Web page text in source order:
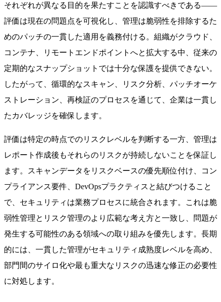
それぞれが異なる目的を果たすことを認識すべきである——
評価は現在の問題点を可視化し、管理は脆弱性を排除するた
めのパッチの一貫した適用を義務付ける。組織がクラウド、
コンテナ、リモートエンドポイントへと拡大する中、従来の
定期的なスナップショットでは十分な保護を提供できない。
したがって、循環的なスキャン、リスク分析、パッチオーケ
ストレーション、再検証のプロセスを通じて、企業は一貫し
たカバレッジを確保します。
評価は特定の時点でのリスクレベルを判断する一方、管理は
レポート作成後もそれらのリスクが持続しないことを保証し
ます。スキャンデータをリスクベースの優先順位付け、コン
プライアンス要件、DevOpsプラクティスと結びつけること
で、セキュリティは業務プロセスに統合されます。これは脆
弱性管理とリスク管理のより広範な考え方と一致し、問題が
発生する可能性のある領域への取り組みを優先します。長期
的には、一貫した管理がセキュリティ成熟度レベルを高め、
部門間のサイロ化や最も重大なリスクの迅速な修正の必要性
に対処します。